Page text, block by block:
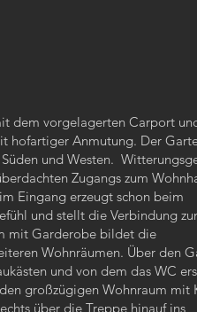
dem vorgelagerten Carport
hofartiger Anmutung. Der
und Westen.
Zugangs zum
Eingang erzeugt schon beim
und stellt die Verbindung
mit Garderobe bildet die
Wohnräumen. Über den
und von dem das WC
großzügigen Wohnraum mit
über die Treppe hinauf ins